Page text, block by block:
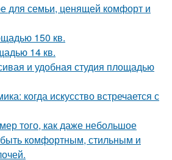
для семьи, ценящей комфорт и
150 кв.
14 кв.
и удобная студия площадью
когда искусство встречается с
того, как даже небольшое
комфортным, стильным и